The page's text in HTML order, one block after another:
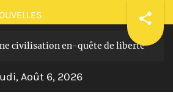
civilisation en-quête de liberté
Août 6, 2026